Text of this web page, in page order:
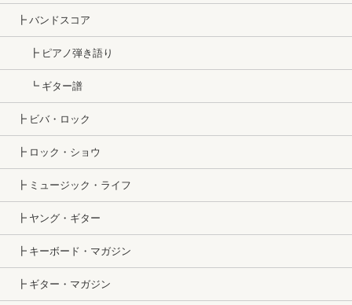
┣ バンドスコア
┣ ピアノ弾き語り
┗ ギター譜
┣ ビバ・ロック
┣ ロック・ショウ
┣ ミュージック・ライフ
┣ ヤング・ギター
┣ キーボード・マガジン
┣ ギター・マガジン